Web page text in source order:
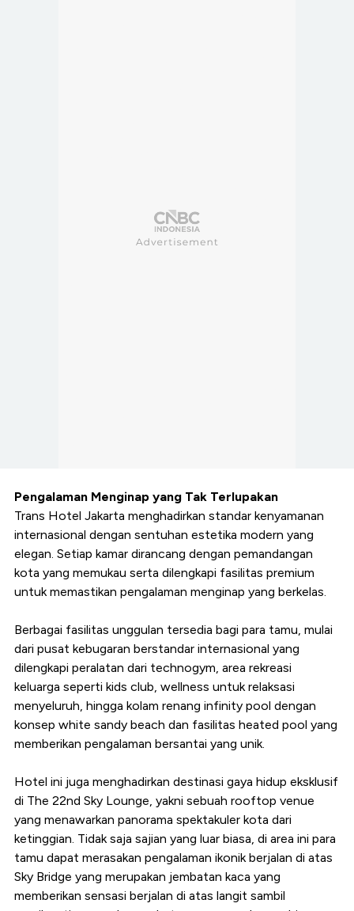
Pengalaman Menginap yang Tak Terlupakan
Trans Hotel Jakarta menghadirkan standar kenyamanan
internasional dengan sentuhan estetika modern yang
elegan. Setiap kamar dirancang dengan pemandangan
kota yang memukau serta dilengkapi fasilitas premium
untuk memastikan pengalaman menginap yang berkelas.
Berbagai fasilitas unggulan tersedia bagi para tamu, mulai
dari pusat kebugaran berstandar internasional yang
dilengkapi peralatan dari technogym, area rekreasi
keluarga seperti kids club, wellness untuk relaksasi
menyeluruh, hingga kolam renang infinity pool dengan
konsep white sandy beach dan fasilitas heated pool yang
memberikan pengalaman bersantai yang unik.
Hotel ini juga menghadirkan destinasi gaya hidup eksklusif
di The 22nd Sky Lounge, yakni sebuah rooftop venue
yang menawarkan panorama spektakuler kota dari
ketinggian. Tidak saja sajian yang luar biasa, di area ini para
tamu dapat merasakan pengalaman ikonik berjalan di atas
Sky Bridge yang merupakan jembatan kaca yang
memberikan sensasi berjalan di atas langit sambil